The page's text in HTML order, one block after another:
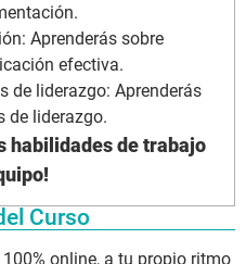
Aprenderás sobre
efectiva.
de liderazgo: Aprenderás
de liderazgo.
habilidades de trabajo
Curso
100% online, a tu propio ritmo